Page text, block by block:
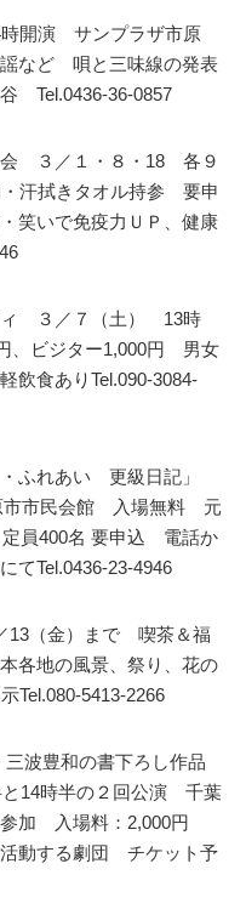
開演 サンプラザ市原
など 唄と三味線の発表
Tel.0436-36-0857
会 ３／１・８・18 各９
汗拭きタオル持参 要申
いで免疫力ＵＰ、健康
ィ ３／７（土） 13時
ビジター1,000円 男女
飲食ありTel.090-3084-
・ふれあい 更級日記」
市市民会館 入場無料 元
員400名 要申込 電話か
てTel.0436-23-4946
13（金）まで 喫茶＆福
各地の風景、祭り、花の
Tel.080-5413-2266
波豊和の書下ろし作品
14時半の２回公演 千葉
加 入場料：2,000円
動する劇団 チケット予